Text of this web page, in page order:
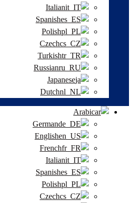
Italian
Spanish
Polish
Czech
Turkish
Russian
Japanese
Dutch
Arabic
German
English
French
Italian
Spanish
Polish
Czech